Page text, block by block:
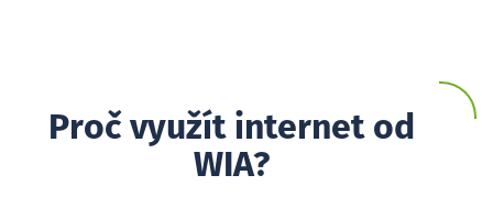
Proč využít internet od
WIA?